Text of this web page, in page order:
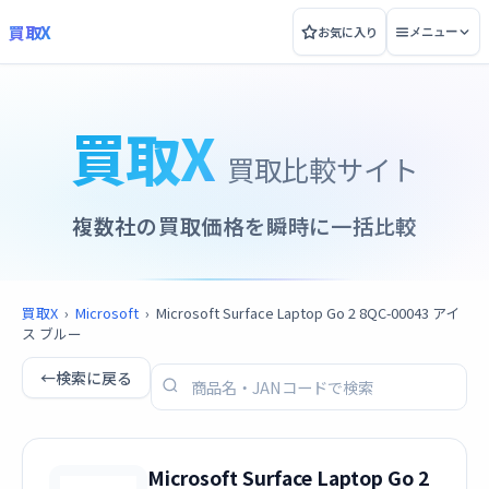
買取X お気に入り メニュー
買取X 買取比較サイト
複数社の買取価格を瞬時に一括比較
買取X › Microsoft › Microsoft Surface Laptop Go 2 8QC-00043 アイ
ス ブルー
←検索に戻る
Microsoft Surface Laptop Go 2